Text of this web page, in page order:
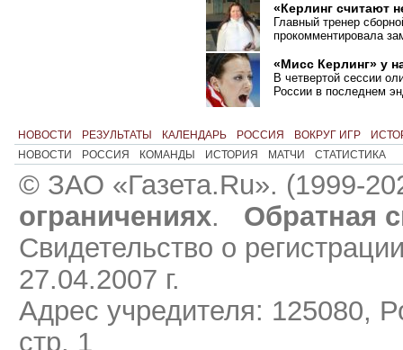
«Керлинг считают
Главный тренер
прокомментировала
«Мисс Керлинг» у
В четвертой сессии
России в последнем
НОВОСТИ РЕЗУЛЬТАТЫ КАЛЕНДАРЬ РОССИЯ ВОКРУГ ИГР
НОВОСТИ
РОССИЯ КОМАНДЫ ИСТОРИЯ МАТЧИ СТАТИСТИКА
© ЗАО «Газета.Ru». (1999-
ограничениях.
Обратная
Свидетельство о
27.04.2007 г.
Адрес учредителя: 125080,
стр. 1